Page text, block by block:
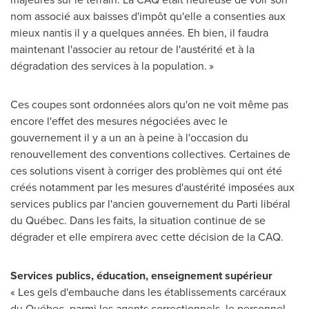
nom associé aux baisses d'impôt qu'elle a consenties aux
mieux nantis il y a quelques années. Eh bien, il faudra
maintenant l'associer au retour de l'austérité et à la
dégradation des services à la population. »
Ces coupes sont ordonnées alors qu'on ne voit même pas
encore l'effet des mesures négociées avec le
gouvernement il y a un an à peine à l'occasion du
renouvellement des conventions collectives. Certaines de
ces solutions visent à corriger des problèmes qui ont été
créés notamment par les mesures d'austérité imposées aux
services publics par l'ancien gouvernement du Parti libéral
du Québec. Dans les faits, la situation continue de se
dégrader et elle empirera avec cette décision de la CAQ.
Services publics, éducation, enseignement supérieur
« Les gels d'embauche dans les établissements carcéraux